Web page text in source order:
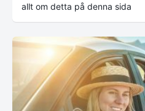
allt om detta på denna sida